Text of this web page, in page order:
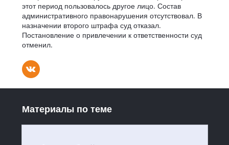
этот период пользовалось другое лицо. Состав
административного правонарушения отсутствовал. В
назначении второго штрафа суд отказал.
Постановление о привлечении к ответственности суд
отменил.
Материалы по теме